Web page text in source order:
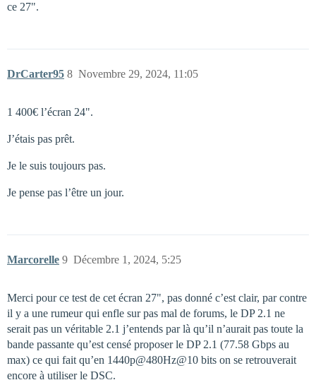
ce 27".
DrCarter95 Novembre 29, 2024, 11:05
8
1 400€ l’écran 24".
J’étais pas prêt.
Je le suis toujours pas.
Je pense pas l’être un jour.
Marcorelle Décembre 1, 2024, 5:25
9
Merci pour ce test de cet écran 27", pas donné c’est clair, par contre
il y a une rumeur qui enfle sur pas mal de forums, le DP 2.1 ne
serait pas un véritable 2.1 j’entends par là qu’il n’aurait pas toute la
bande passante qu’est censé proposer le DP 2.1 (77.58 Gbps au
max) ce qui fait qu’en 1440p@480Hz@10 bits on se retrouverait
encore à utiliser le DSC.